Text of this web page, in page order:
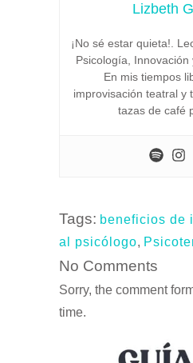
Lizbeth
¡No sé estar quieta!.
Psicología, Innovación
En mis tiempos
improvisación teatral y
tazas de café
Tags: beneficios de
al psicólogo,
No Comments
Sorry, the comment
time.